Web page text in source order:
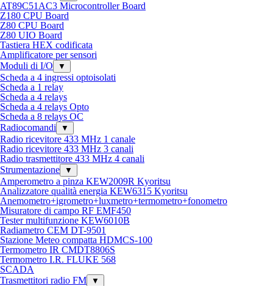
AT89C51AC3 Microcontroller Board
Z180 CPU Board
Z80 CPU Board
Z80 UIO Board
Tastiera HEX codificata
Amplificatore per sensori
Moduli di I/O
▼
Scheda a 4 ingressi optoisolati
Scheda a 1 relay
Scheda a 4 relays
Scheda a 4 relays Opto
Scheda a 8 relays OC
Radiocomandi
▼
Radio ricevitore 433 MHz 1 canale
Radio ricevitore 433 MHz 3 canali
Radio trasmettitore 433 MHz 4 canali
Strumentazione
▼
Amperometro a pinza KEW2009R Kyoritsu
Analizzatore qualità energia KEW6315 Kyoritsu
Anemometro+igrometro+luxmetro+termometro+fonometro
Misuratore di campo RF EMF450
Tester multifunzione KEW6010B
Radiametro CEM DT-9501
Stazione Meteo compatta HDMCS-100
Termometro IR CMDT8806S
Termometro I.R. FLUKE 568
SCADA
Trasmettitori radio FM
▼